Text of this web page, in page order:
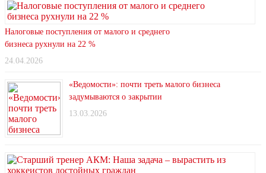
Налоговые поступления от малого и среднего
бизнеса рухнули на 22 %
24.04.2026
«Ведомости»: почти треть малого бизнеса
задумываются о закрытии
13.03.2026